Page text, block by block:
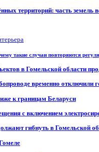
территорий: часть земель
такие случаи повторяются
в Гомельской области
временно отключили
к границам Беларуси
с включением
гибнуть в Гомельской